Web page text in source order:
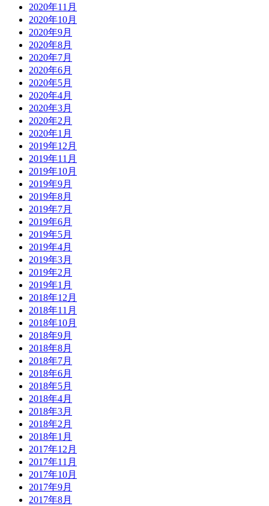
2020年11月
2020年10月
2020年9月
2020年8月
2020年7月
2020年6月
2020年5月
2020年4月
2020年3月
2020年2月
2020年1月
2019年12月
2019年11月
2019年10月
2019年9月
2019年8月
2019年7月
2019年6月
2019年5月
2019年4月
2019年3月
2019年2月
2019年1月
2018年12月
2018年11月
2018年10月
2018年9月
2018年8月
2018年7月
2018年6月
2018年5月
2018年4月
2018年3月
2018年2月
2018年1月
2017年12月
2017年11月
2017年10月
2017年9月
2017年8月